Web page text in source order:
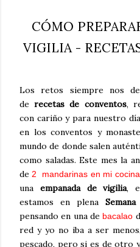
CÓMO
VIGILIA -
Los retos siempre nos
derecetas de conventos,
con cariño y para nuestro
en los conventos y
mundo de donde salen
como saladas. Este mes la
de2 mandarinas en mi cocina
una empanada de vigilia,
estamos en plena
pensando en una de bacalao
red y yo no iba a ser
pescado, pero si es de otro